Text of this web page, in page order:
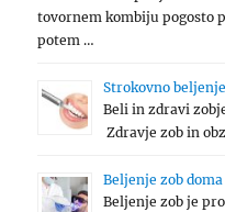
tovornem kombiju pogosto
potem …
Strokovno
Beli in zdravi
Zdravje zob in
Beljenje zob
Beljenje zob je